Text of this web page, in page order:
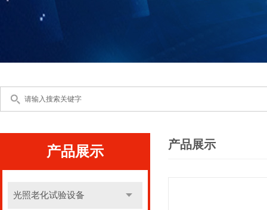
产品展示
光照老化试验设备
产品展示